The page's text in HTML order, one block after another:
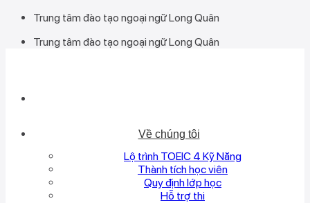
Trung tâm đào tạo ngoại ngữ Long Quân
Trung tâm đào tạo ngoại ngữ Long Quân
Về chúng tôi
Lộ trình TOEIC 4 Kỹ Năng
Thành tích học viên
Quy định lớp học
Hỗ trợ thi